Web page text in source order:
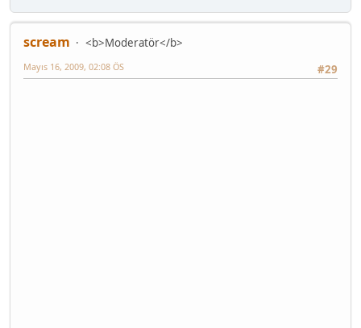
scream
<b>Moderatör</b>
#29
Mayıs 16, 2009, 02:08 ÖS